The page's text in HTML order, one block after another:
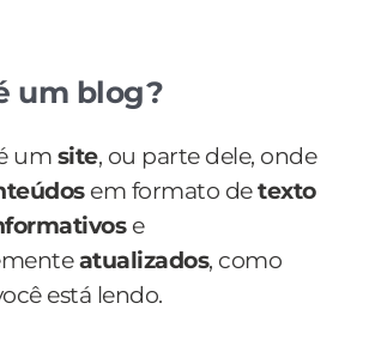
um blog?
um site, ou parte dele, onde
em formato detexto
e
atualizados, como
está lendo.